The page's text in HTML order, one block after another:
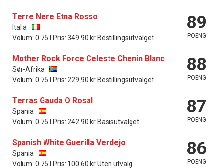
Terre Nere Etna Rosso
Italia
Volum: 0.75 l Pris: 349.90 kr Bestillingsutvalget
89
POENG
Mother Rock Force Celeste Chenin Blanc
Sør-Afrika
Volum: 0.75 l Pris: 229.90 kr Bestillingsutvalget
88
POENG
Terras Gauda O Rosal
Spania
Volum: 0.75 l Pris: 242.90 kr Basisutvalget
87
POENG
Spanish White Guerilla Verdejo
Spania
Volum: 0.75 l Pris: 100.60 kr Uten utvalg
86
POENG